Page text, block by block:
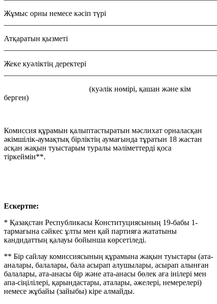
Жұмыс орны немесе кәсіп түрі
Атқаратын қызметі
Жеке куәліктің деректері
(куәлік нөмірі, қашан және кім
берген)
Комиссия құрамын қалыптастыратын мәслихат орналасқан
әкімшілік-аумақтық бірліктің аумағында тұратын 18 жастан
асқан жақын туыстарым туралы мәліметтерді қоса
тіркеймін**.
Ескертпе:
* Қазақстан Республикасы Конституциясының 19-бабы 1-
тармағына сәйкес ұлты мен қай партияға жататыны
кандидаттың қалауы бойынша көрсетіледі.
** Бір сайлау комиссиясының құрамына жақын туыстары (ата-
аналары, балалары, бала асырап алушылары, асырап алынған
балалары, ата-анасы бір және ата-анасы бөлек аға інілері мен
апа-сіңілілері, қарындастары, аталары, әжелері, немерелері)
немесе жұбайы (зайыбы) кіре алмайды.